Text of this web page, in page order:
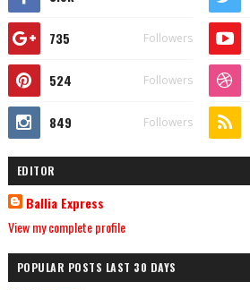
735 Followers
524 Followers
849 Followers
EDITOR
Ballia Express
View my complete profile
POPULAR POSTS LAST 30 DAYS